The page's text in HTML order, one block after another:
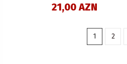
21,00 AZN
1 2